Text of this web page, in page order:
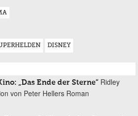
DISNEY
„Das Ende der Sterne“ Ridley
von Peter Hellers Roman